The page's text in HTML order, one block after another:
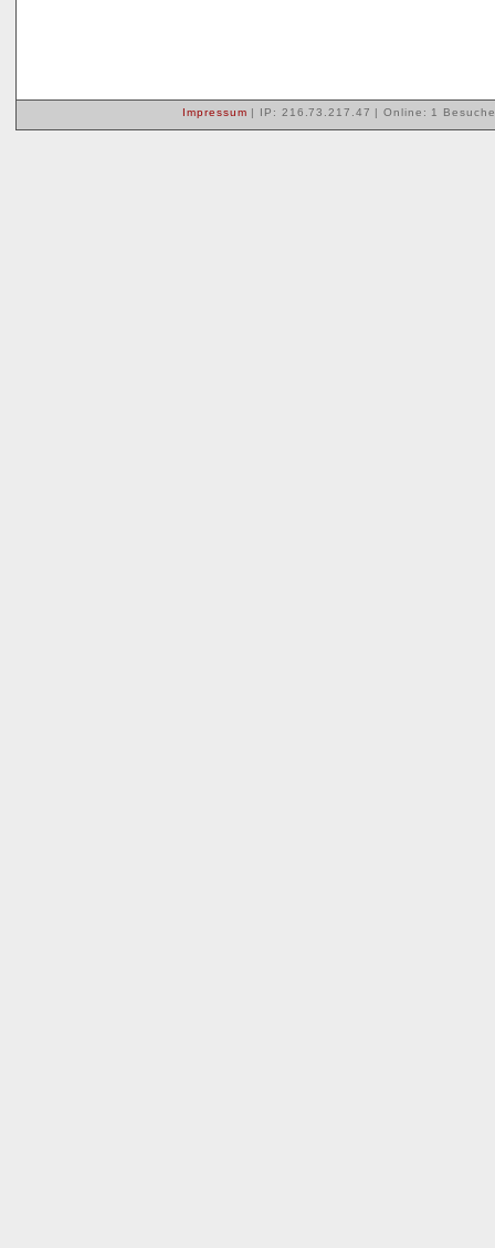
Impressum | IP: 216.73.217.47 |Online: 1